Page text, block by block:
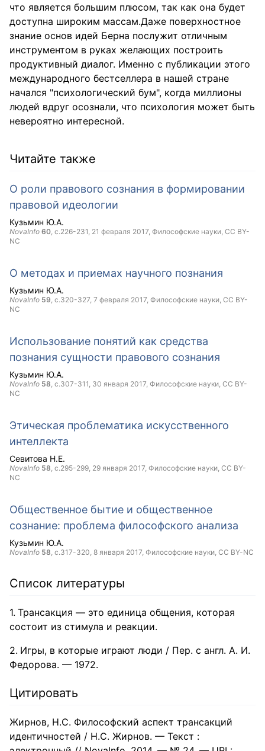
что является большим плюсом, так как она будет
доступна широким массам.Даже поверхностное
знание основ идей Берна послужит отличным
инструментом в руках желающих построить
продуктивный диалог. Именно с публикации этого
международного бестселлера в нашей стране
начался "психологический бум", когда миллионы
людей вдруг осознали, что психология может быть
невероятно интересной.
Читайте также
О роли правового сознания в формировании
правовой идеологии
Кузьмин Ю.А.
NovaInfo 60, с.226-231, 21 февраля 2017, Философские науки, CC BY-
NC
О методах и приемах научного познания
Кузьмин Ю.А.
NovaInfo 59, с.320-327, 7 февраля 2017, Философские науки, CC BY-
NC
Использование понятий как средства
познания сущности правового сознания
Кузьмин Ю.А.
NovaInfo 58, с.307-311, 30 января 2017, Философские науки, CC BY-
NC
Этическая проблематика искусственного
интеллекта
Севитова Н.Е.
NovaInfo 58, с.295-299, 29 января 2017, Философские науки, CC BY-
NC
Общественное бытие и общественное
сознание: проблема философского анализа
Кузьмин Ю.А.
NovaInfo 58, с.317-320, 8 января 2017, Философские науки, CC BY-NC
Список литературы
Трансакция — это единица общения, которая
состоит из стимула и реакции.
Игры, в которые играют люди / Пер. с англ. А. И.
Федорова. — 1972.
Цитировать
Жирнов, Н.С. Философский аспект трансакций
идентичностей / Н.С. Жирнов. — Текст :